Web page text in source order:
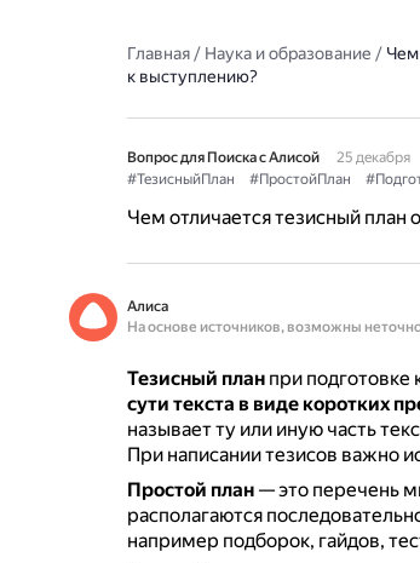
Главная/ Наука и образование / Чем
к выступлению?
Вопрос для Поиска с Алисой
25 декабря
#ТезисныйПлан
#ПростойПлан
Чем отличается тезисный план
Алиса
На основе источников, возможны
Тезисный планпри подготовке
сути текста в виде коротких
называет ту или иную часть
При написании тезисов важно
Простой план— это перечень
располагаются
например подборок, гайдов,